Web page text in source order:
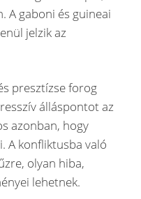
A gaboni és guineai
jelzik az
presztízse forog
álláspontot az
azonban, hogy
A konfliktusba való
olyan hiba,
lehetnek.